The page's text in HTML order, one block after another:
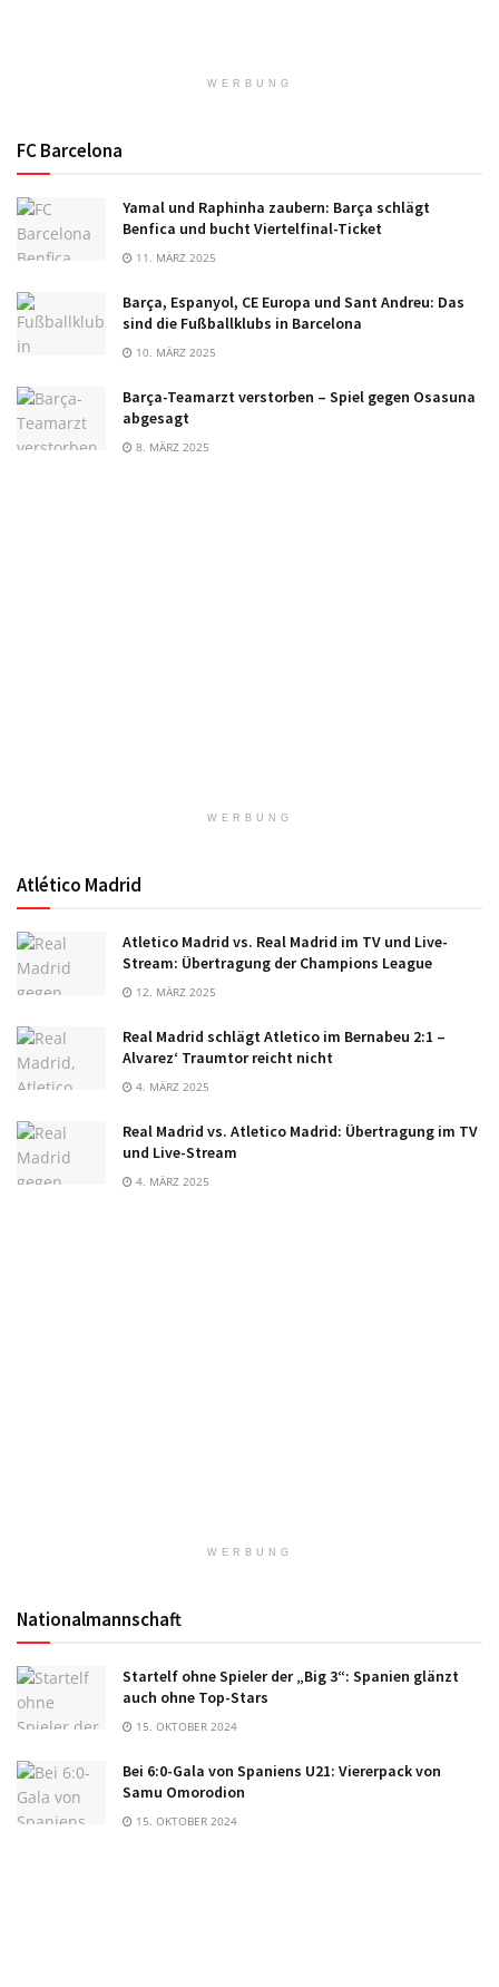
WERBUNG
FC Barcelona
Yamal und Raphinha zaubern: Barça schlägt
Benfica und bucht Viertelfinal-Ticket
11. MÄRZ 2025
Barça, Espanyol, CE Europa und Sant Andreu: Das
sind die Fußballklubs in Barcelona
10. MÄRZ 2025
Barça-Teamarzt verstorben – Spiel gegen Osasuna
abgesagt
8. MÄRZ 2025
WERBUNG
Atlético Madrid
Atletico Madrid vs. Real Madrid im TV und Live-
Stream: Übertragung der Champions League
12. MÄRZ 2025
Real Madrid schlägt Atletico im Bernabeu 2:1 –
Alvarez‘ Traumtor reicht nicht
4. MÄRZ 2025
Real Madrid vs. Atletico Madrid: Übertragung im TV
und Live-Stream
4. MÄRZ 2025
WERBUNG
Nationalmannschaft
Startelf ohne Spieler der „Big 3“: Spanien glänzt
auch ohne Top-Stars
15. OKTOBER 2024
Bei 6:0-Gala von Spaniens U21: Viererpack von
Samu Omorodion
15. OKTOBER 2024